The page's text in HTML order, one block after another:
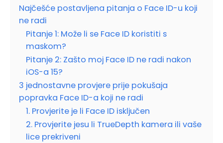
Najčešće postavljena pitanja o Face ID-u koji
ne radi
Pitanje 1: Može li se Face ID koristiti s
maskom?
Pitanje 2: Zašto moj Face ID ne radi nakon
iOS-a 15?
3 jednostavne provjere prije pokušaja
popravka Face ID-a koji ne radi
1. Provjerite je li Face ID isključen
2. Provjerite jesu li TrueDepth kamera ili vaše
lice prekriveni